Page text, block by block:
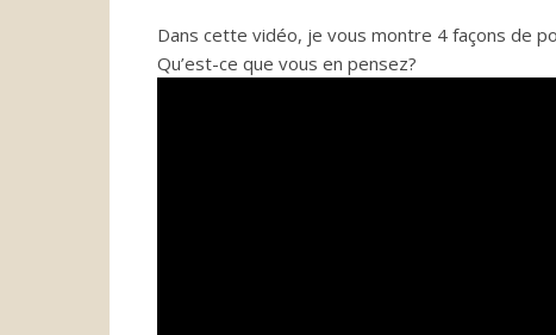
Dans cette vidéo, je vous montre 4 façons de
Qu’est-ce que vous en pensez?